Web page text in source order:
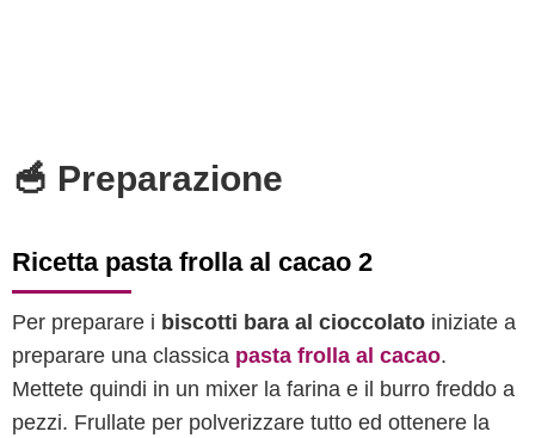
🥣 Preparazione
Ricetta pasta frolla al cacao 2
Per preparare i biscotti bara al cioccolato iniziate a
preparare una classica pasta frolla al cacao.
Mettete quindi in un mixer la farina e il burro freddo a
pezzi. Frullate per polverizzare tutto ed ottenere la